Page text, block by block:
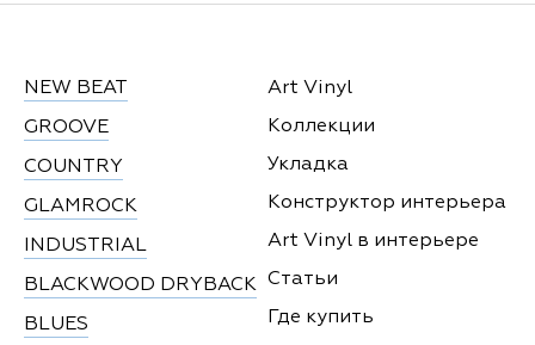
NEW BEAT
GROOVE
COUNTRY
GLAMROCK
INDUSTRIAL
BLACKWOOD DRYBACK
BLUES
Art Vinyl
Коллекции
Укладка
Конструктор интерьера
Art Vinyl в интерьере
Статьи
Где купить